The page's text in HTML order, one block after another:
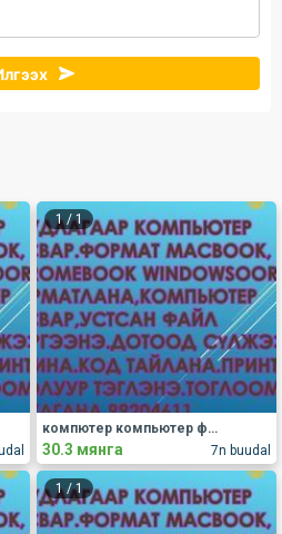
1/1
7n buudal
компютер компьютер формат пормат форматлана засвар компьютер формат компьютер пормат компьютер форма
30.3 мянга
1/1